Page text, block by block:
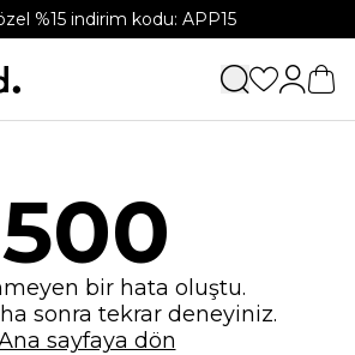
%15 indirim kodu: APP15
500
bir hata oluştu.
sonra tekrar deneyiniz.
sayfaya dön